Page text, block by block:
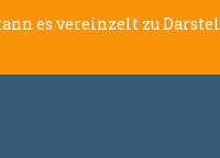
es vereinzelt zu